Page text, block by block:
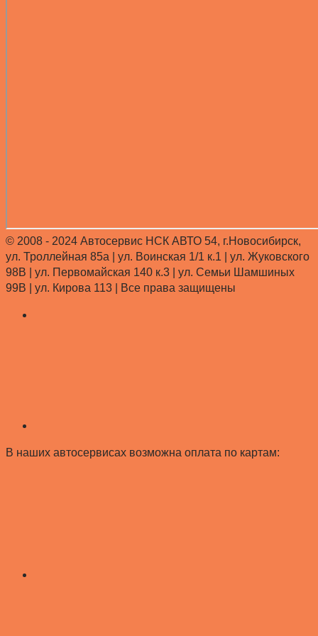
© 2008 - 2024 Автосервис НСК АВТО 54, г.Новосибирск,
ул. Троллейная 85а | ул. Воинская 1/1 к.1 | ул. Жуковского
98В | ул. Первомайская 140 к.3 | ул. Семьи Шамшиных
99В | ул. Кирова 113 |
Все права защищены
В наших автосервисах возможна оплата по картам: